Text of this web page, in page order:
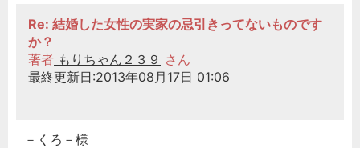
Re: 結婚した女性の実家の忌引きってないものです
か？
著者 もりちゃん２３９ さん
最終更新日:2013年08月17日 01:06
－くろ－様